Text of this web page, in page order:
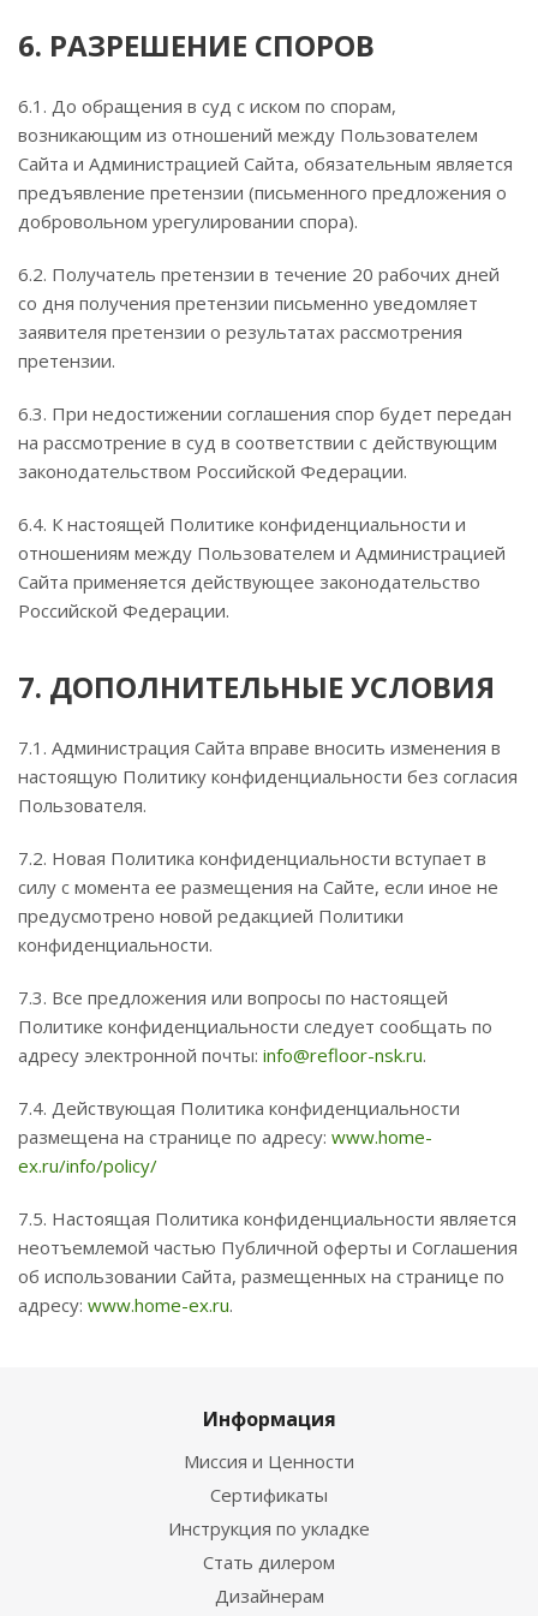
6. РАЗРЕШЕНИЕ СПОРОВ
6.1. До обращения в суд с иском по спорам,
возникающим из отношений между Пользователем
Сайта и Администрацией Сайта, обязательным является
предъявление претензии (письменного предложения о
добровольном урегулировании спора).
6.2. Получатель претензии в течение 20 рабочих дней
со дня получения претензии письменно уведомляет
заявителя претензии о результатах рассмотрения
претензии.
6.3. При недостижении соглашения спор будет передан
на рассмотрение в суд в соответствии с действующим
законодательством Российской Федерации.
6.4. К настоящей Политике конфиденциальности и
отношениям между Пользователем и Администрацией
Сайта применяется действующее законодательство
Российской Федерации.
7. ДОПОЛНИТЕЛЬНЫЕ УСЛОВИЯ
7.1. Администрация Сайта вправе вносить изменения в
настоящую Политику конфиденциальности без согласия
Пользователя.
7.2. Новая Политика конфиденциальности вступает в
силу с момента ее размещения на Сайте, если иное не
предусмотрено новой редакцией Политики
конфиденциальности.
7.3. Все предложения или вопросы по настоящей
Политике конфиденциальности следует сообщать по
адресу электронной почты: info@refloor-nsk.ru.
7.4. Действующая Политика конфиденциальности
размещена на странице по адресу: www.home-
ex.ru/info/policy/
7.5. Настоящая Политика конфиденциальности является
неотъемлемой частью Публичной оферты и Соглашения
об использовании Сайта, размещенных на странице по
адресу: www.home-ex.ru.
Информация
Миссия и Ценности
Сертификаты
Инструкция по укладке
Стать дилером
Дизайнерам